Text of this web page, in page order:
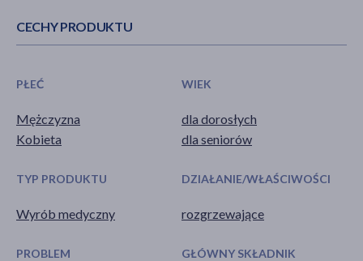
CECHY PRODUKTU
PŁEĆ
Mężczyzna
Kobieta
WIEK
dla dorosłych
dla seniorów
TYP PRODUKTU
Wyrób medyczny
DZIAŁANIE/WŁAŚCIWOŚCI
rozgrzewające
PROBLEM GŁÓWNY SKŁADNIK